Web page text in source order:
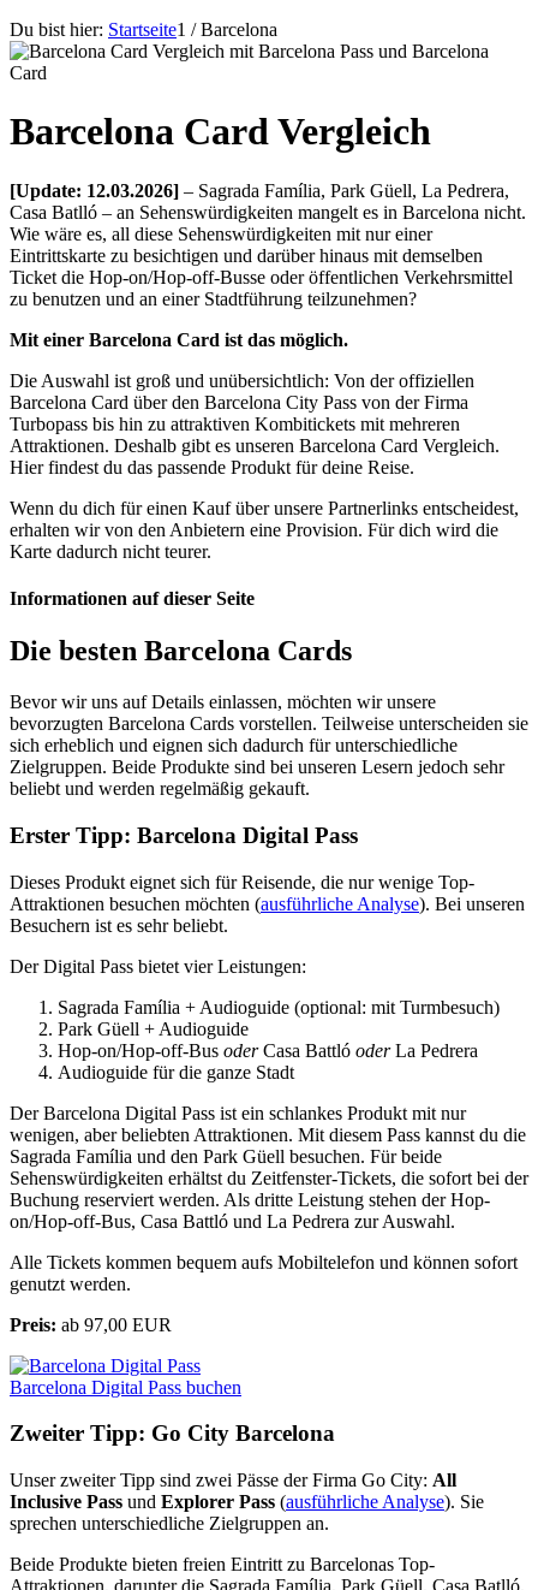
Du bist hier: Startseite1 / Barcelona
Barcelona Card Vergleich
[Update: 12.03.2026] – Sagrada Família, Park Güell, La Pedrera,
Casa Batlló – an Sehenswürdigkeiten mangelt es in Barcelona nicht.
Wie wäre es, all diese Sehenswürdigkeiten mit nur einer
Eintrittskarte zu besichtigen und darüber hinaus mit demselben
Ticket die Hop-on/Hop-off-Busse oder öffentlichen Verkehrsmittel
zu benutzen und an einer Stadtführung teilzunehmen?
Mit einer Barcelona Card ist das möglich.
Die Auswahl ist groß und unübersichtlich: Von der offiziellen
Barcelona Card über den Barcelona City Pass von der Firma
Turbopass bis hin zu attraktiven Kombitickets mit mehreren
Attraktionen. Deshalb gibt es unseren Barcelona Card Vergleich.
Hier findest du das passende Produkt für deine Reise.
Wenn du dich für einen Kauf über unsere Partnerlinks entscheidest,
erhalten wir von den Anbietern eine Provision. Für dich wird die
Karte dadurch nicht teurer.
Informationen auf dieser Seite
Die besten Barcelona Cards
Bevorwiruns aufDetails einlassen, möchten wirunsere
bevorzugten Barcelona Cards vorstellen. Teilweise unterscheiden sie
sich erheblich und eignen sich dadurch für unterschiedliche
Zielgruppen. Beide Produkte sind bei unseren Lesern jedoch sehr
beliebt und werden regelmäßig gekauft.
Erster Tipp: Barcelona Digital Pass
Dieses Produkt eignet sich für Reisende, die nur wenige Top-
Attraktionen besuchen möchten (ausführliche Analyse). Bei unseren
Besuchern ist es sehr beliebt.
Der Digital Pass bietet vier Leistungen:
Sagrada Família + Audioguide (optional: mit Turmbesuch)
Park Güell + Audioguide
Hop-on/Hop-off-Bus oderCasa Battló oderLa Pedrera
Audioguide für die ganze Stadt
Der Barcelona Digital Pass ist ein schlankes Produkt mit nur
wenigen, aber beliebten Attraktionen. Mit diesem Pass kannst du die
Sagrada Família und den Park Güell besuchen. Für beide
Sehenswürdigkeiten erhältst du Zeitfenster-Tickets, die sofort bei der
Buchung reserviert werden. Als dritte Leistung stehen der Hop-
on/Hop-off-Bus, Casa Battló und La Pedrera zur Auswahl.
Alle Tickets kommen bequem aufs Mobiltelefon und können sofort
genutzt werden.
Preis: ab 97,00 EUR
Barcelona Digital Pass buchen
Zweiter Tipp: Go City Barcelona
Unser zweiter Tipp sind zwei Pässe der Firma Go City: All
Inclusive Pass und Explorer Pass (ausführliche Analyse). Sie
sprechen unterschiedliche Zielgruppen an.
Beide Produkte bieten freien Eintritt zu Barcelonas Top-